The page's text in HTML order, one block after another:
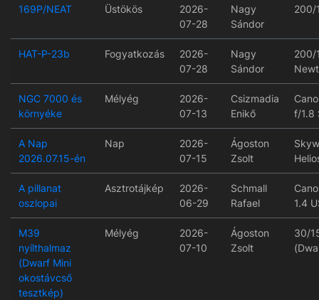
169P/NEAT Üstökös
2026-
07-28
Nagy
Sándor
200/
HAT-P-23b Fogyatkozás
2026-
07-28
Nagy
Sándor
200/
NGC 7000 és
környéke
Mélyég
2026-
07-13
Csizmadia
Enikő
f/1.8
A Nap
2026.07.15-én
Nap
2026-
07-15
Ágoston
Zsolt
A pillanat
oszlopai
Asztrotájkép
2026-
06-29
Schmall
Rafael
1.4
M39
nyílthalmaz
(Dwarf Mini
okostávcső
tesztkép)
Mélyég
2026-
07-10
Ágoston
Zsolt
30/